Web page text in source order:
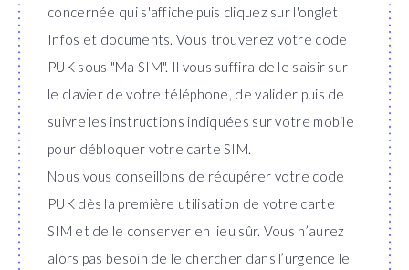
concernée qui s'affiche puis cliquez sur l'onglet
Infos et documents. Vous trouverez votre code
PUK sous "Ma SIM". Il vous suffira de le saisir sur
le clavier de votre téléphone, de valider puis de
suivre les instructions indiquées sur votre mobile
pour débloquer votre carte SIM.
Nous vous conseillons de récupérer votre code
PUK dès la première utilisation de votre carte
SIM et de le conserver en lieu sûr. Vous n’aurez
alors pas besoin de le chercher dans l’urgence le